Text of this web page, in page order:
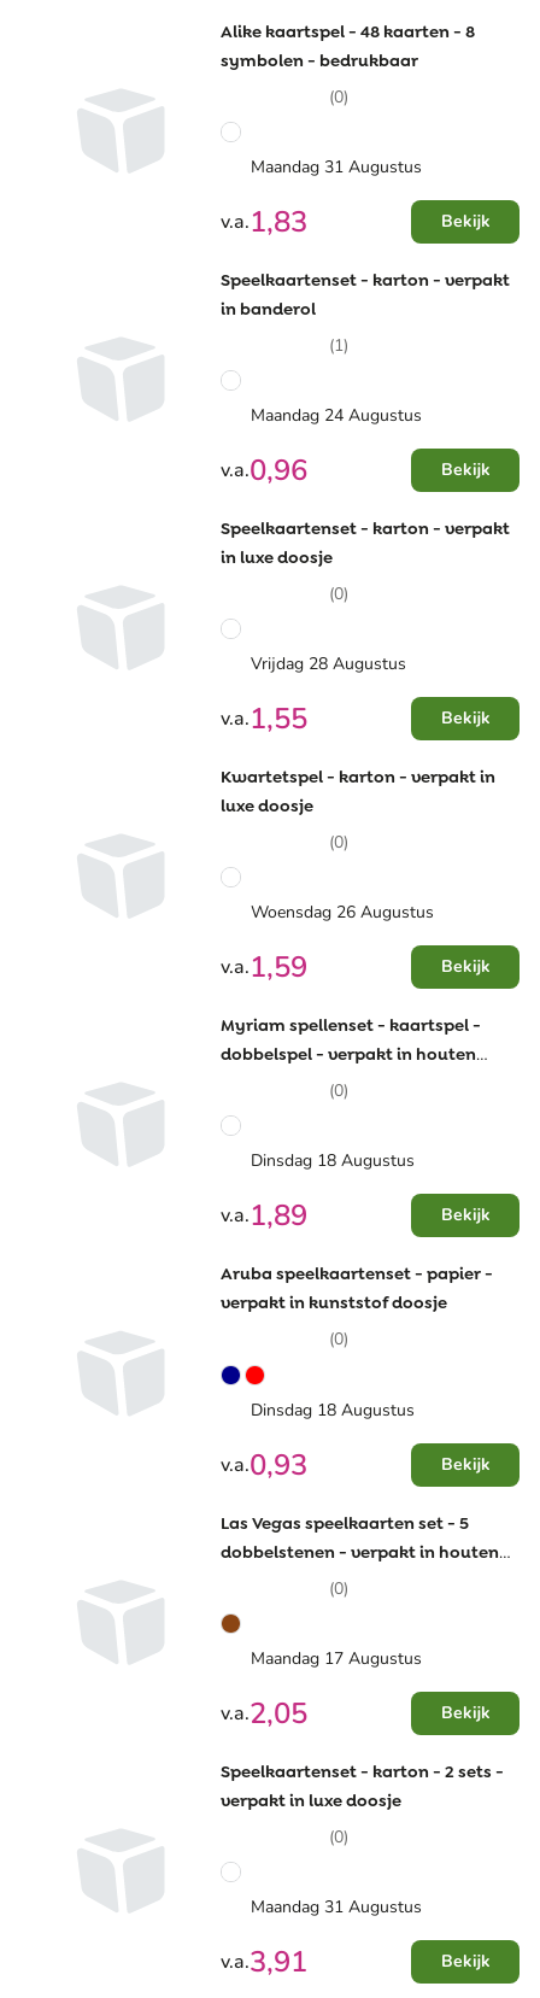
Alike kaartspel - 48 kaarten - 8
symbolen - bedrukbaar
(0)
Maandag 31 Augustus
v.a.1,83 Bekijk
Speelkaartenset - karton - verpakt
in banderol
(1)
Maandag 24 Augustus
v.a.0,96 Bekijk
Speelkaartenset - karton - verpakt
in luxe doosje
(0)
Vrijdag 28 Augustus
v.a.1,55 Bekijk
Kwartetspel - karton - verpakt in
luxe doosje
(0)
Woensdag 26 Augustus
v.a.1,59 Bekijk
Myriam spellenset - kaartspel -
dobbelspel - verpakt in houten
(0)
Dinsdag 18 Augustus
v.a.1,89 Bekijk
Aruba speelkaartenset - papier -
verpakt in kunststof doosje
(0)
Dinsdag 18 Augustus
v.a.0,93 Bekijk
Las Vegas speelkaarten set - 5
dobbelstenen - verpakt in houten
(0)
Maandag 17 Augustus
v.a.2,05 Bekijk
Speelkaartenset - karton - 2 sets -
verpakt in luxe doosje
(0)
Maandag 31 Augustus
v.a.3,91 Bekijk